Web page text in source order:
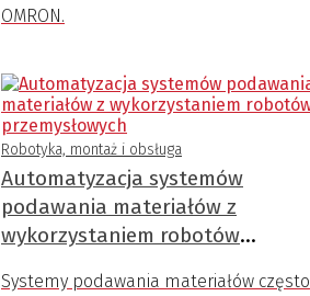
OMRON.
Robotyka, montaż i obsługa
Automatyzacja systemów
podawania materiałów z
wykorzystaniem robotów
Systemy podawania materiałów często